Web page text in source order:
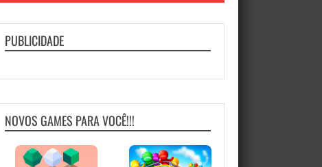
PUBLICIDADE
NOVOS GAMES PARA VOCÊ!!!